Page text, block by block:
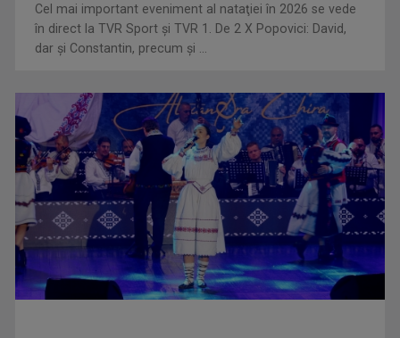
„Dansatoarea din umbră”, un thriller psihologic despre
loialitate și ...
Cel mai important eveniment al nataţiei în 2026 se vede
în direct la TVR Sport şi TVR 1. De 2 X Popovici: David,
dar şi Constantin, precum şi ...